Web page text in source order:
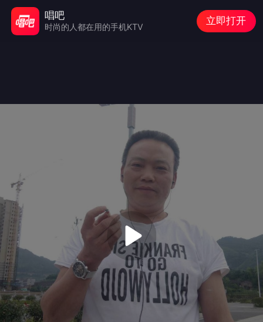
唱吧
时尚的人都在用的手机KTV
立即打开